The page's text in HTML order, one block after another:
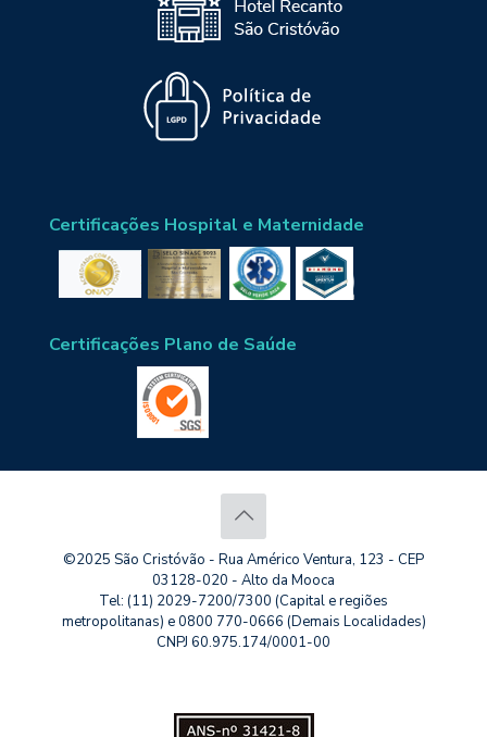
Certificações Hospital e Maternidade
Certificações Plano de Saúde
©2025 São Cristóvão - Rua Américo Ventura, 123 - CEP
03128-020 - Alto da Mooca
Tel: (11) 2029-7200/7300 (Capital e regiões
metropolitanas) e 0800 770-0666 (Demais Localidades)
CNPJ 60.975.174/0001-00